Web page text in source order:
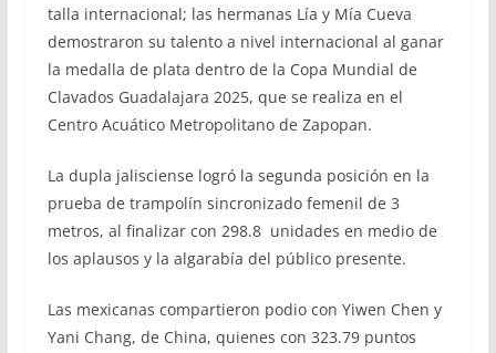
talla internacional; las hermanas Lía y Mía Cueva
demostraron su talento a nivel internacional al ganar
la medalla de plata dentro de la Copa Mundial de
Clavados Guadalajara 2025, que se realiza en el
Centro Acuático Metropolitano de Zapopan.
La dupla jalisciense logró la segunda posición en la
prueba de trampolín sincronizado femenil de 3
metros, al finalizar con 298.8 unidades en medio de
los aplausos y la algarabía del público presente.
Las mexicanas compartieron podio con Yiwen Chen y
Yani Chang, de China, quienes con 323.79 puntos